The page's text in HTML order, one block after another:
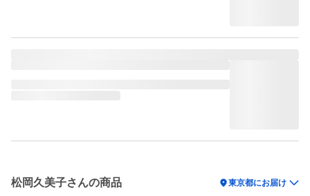
松岡久美子さんの商品 location_on東京都にお届け